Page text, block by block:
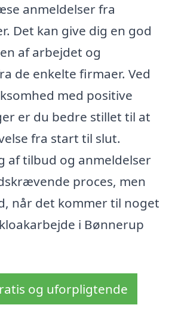
anmeldelser fra
Det kan give dig en god
af arbejdet og
de enkelte firmaer. Ved
med positive
er du bedre stillet til at
fra start til slut.
af tilbud og anmeldelser
proces, men
når det kommer til noget
i Bønnerup
og uforpligtende